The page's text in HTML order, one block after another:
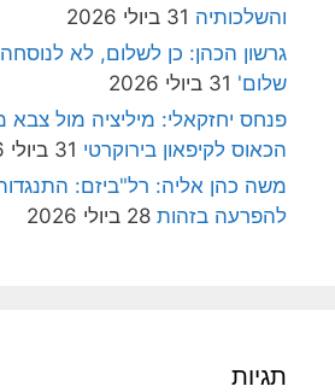
והשלכותיה 31 ביולי 2026
גרשון הכהן: כן לשלום, לא
שלום' 31 ביולי 2026
פנחס יחזקאלי: מיליציה מול צבא
הכאוס לקיפאון בירוקרטי 31 ביולי 2026
משה כהן אליה: רל"ביזם:
להפרעה בזהות 28 ביולי 2026
תגיות